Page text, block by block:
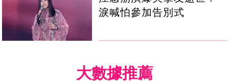
淚喊怕參加告別式
大數據推薦